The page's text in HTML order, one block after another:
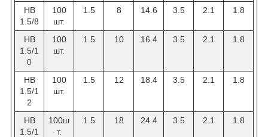
HB
1.5/8
100
шт.
1.5 8 14.6 3.5 2.1 1.8
HB
1.5/1
0
100
шт.
1.5 10 16.4 3.5 2.1 1.8
HB
1.5/1
2
100
шт.
1.5 12 18.4 3.5 2.1 1.8
НВ
1.5/1
100ш
т.
1.5 18 24.4 3.5 2.1 1.8